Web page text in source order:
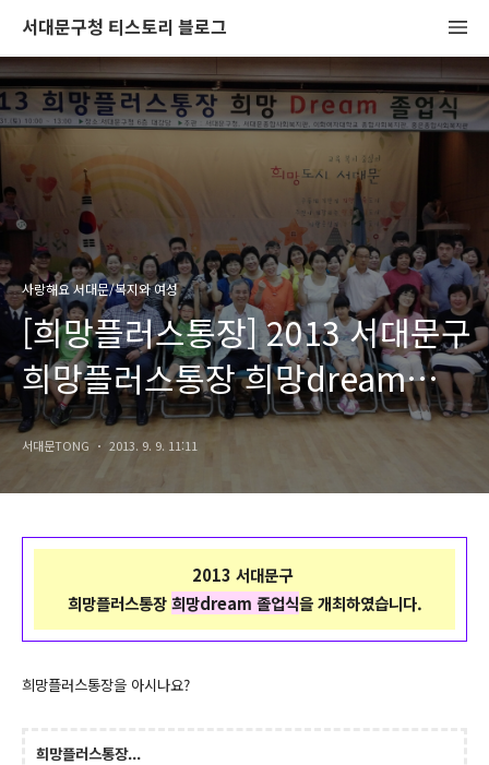
서대문구청 티스토리 블로그
사랑해요 서대문/복지와 여성
[희망플러스통장] 2013 서대문구
희망플러스통장 희망dream
졸업식을 개최하였습니다.
서대문TONG 2013. 9. 9. 11:11
2013 서대문구
희망플러스통장희망dream 졸업식을 개최하였습니다.
희망플러스통장을 아시나요?
희망플러스통장...